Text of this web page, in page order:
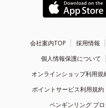
会社案内TOP 採用情報
個人情報保護について
オンラインショップ利用規
ポイントサービス利用規約
ペンギンリング プロ